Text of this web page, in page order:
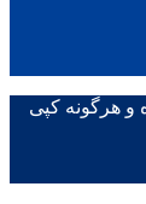
هرگونه کپی